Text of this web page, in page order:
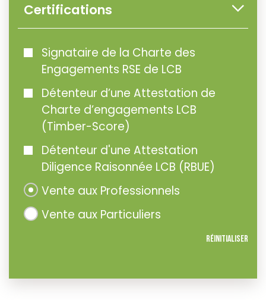
Certifications
Signataire de la Charte des
Engagements RSE de LCB
Détenteur d’une Attestation de
Charte d’engagements LCB
(Timber-Score)
Détenteur d'une Attestation
Diligence Raisonnée LCB (RBUE)
Vente aux Professionnels
Vente aux Particuliers
Réinitialiser